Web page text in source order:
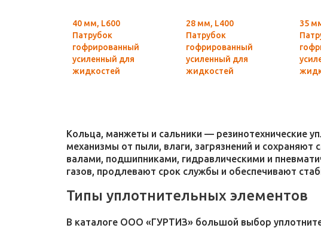
40 мм, L600
Патрубок
гофрированный
усиленный для
жидкостей
28 мм, L400
Патрубок
гофрированный
усиленный для
жидкостей
35
Кольца, манжеты и сальники — резинотехнические
механизмы от пыли, влаги, загрязнений и
валами, подшипниками, гидравлическими и
газов, продлевают срок службы и обеспечивают
Типы уплотнительных элементов
В каталоге ООО «ГУРТИЗ» большой выбор